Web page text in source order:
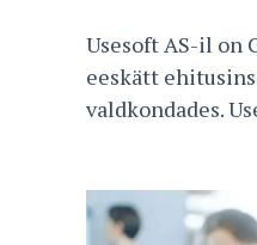
Usesoft AS-il on
eeskätt
valdkondades.